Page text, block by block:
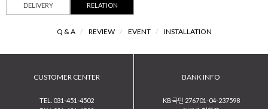
DELIVERY RELATION
Q & A / REVIEW / EVENT / INSTALLATION
CUSTOMER CENTER
TEL. 031-451-4502
BANK INFO
KB국민 276701-04-237598